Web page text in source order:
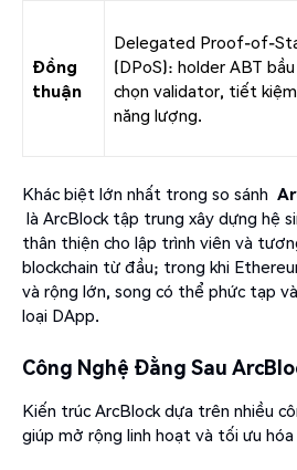
Đồng
thuận
Delegated Proof-of-
(DPoS): holder ABT bầu
chọn validator, tiết kiệm
năng lượng.
Khác biệt lớn nhất trong so sánh
là ArcBlock tập trung xây dựng hệ
thân thiện cho lập trình viên và
blockchain từ đầu; trong khi
và rộng lớn, song có thể phức tạp
loại DApp.
Công Nghệ Đằng Sau
Kiến trúc ArcBlock dựa trên nhiều
giúp mở rộng linh hoạt và tối ưu